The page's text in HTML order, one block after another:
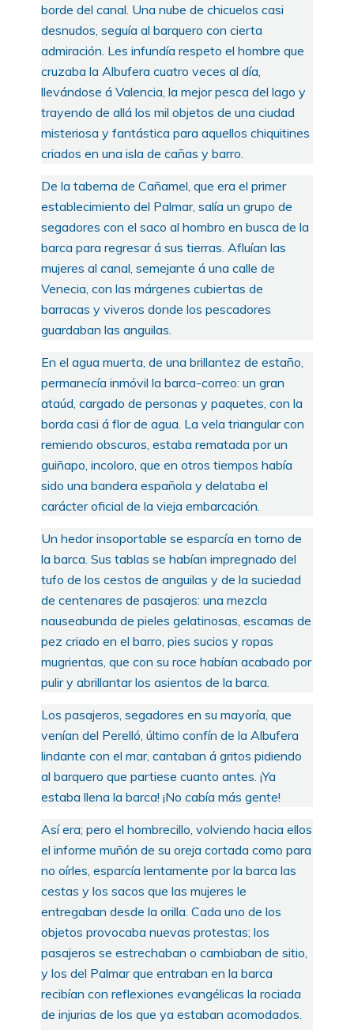
borde del canal. Una nube de chicuelos casi
desnudos, seguía al barquero con cierta
admiración. Les infundía respeto el hombre que
cruzaba la Albufera cuatro veces al día,
llevándose á Valencia, la mejor pesca del lago y
trayendo de allá los mil objetos de una ciudad
misteriosa y fantástica para aquellos chiquitines
criados en una isla de cañas y barro.
De la taberna de Cañamel, que era el primer
establecimiento del Palmar, salía un grupo de
segadores con el saco al hombro en busca de la
barca para regresar á sus tierras. Afluían las
mujeres al canal, semejante á una calle de
Venecia, con las márgenes cubiertas de
barracas y viveros donde los pescadores
guardaban las anguilas.
En el agua muerta, de una brillantez de estaño,
permanecía inmóvil la barca-correo: un gran
ataúd, cargado de personas y paquetes, con la
borda casi á flor de agua. La vela triangular con
remiendo obscuros, estaba rematada por un
guiñapo, incoloro, que en otros tiempos había
sido una bandera española y delataba el
carácter oficial de la vieja embarcación.
Un hedor insoportable se esparcía en torno de
la barca. Sus tablas se habían impregnado del
tufo de los cestos de anguilas y de la suciedad
de centenares de pasajeros: una mezcla
nauseabunda de pieles gelatinosas, escamas de
pez criado en el barro, pies sucios y ropas
mugrientas, que con su roce habían acabado por
pulir y abrillantar los asientos de la barca.
Los pasajeros, segadores en su mayoría, que
venían del Perelló, último confín de la Albufera
lindante con el mar, cantaban á gritos pidiendo
al barquero que partiese cuanto antes. ¡Ya
estaba llena la barca! ¡No cabía más gente!
Así era; pero el hombrecillo, volviendo hacia ellos
el informe muñón de su oreja cortada como para
no oírles, esparcía lentamente por la barca las
cestas y los sacos que las mujeres le
entregaban desde la orilla. Cada uno de los
objetos provocaba nuevas protestas; los
pasajeros se estrechaban o cambiaban de sitio,
y los del Palmar que entraban en la barca
recibían con reflexiones evangélicas la rociada
de injurias de los que ya estaban acomodados.